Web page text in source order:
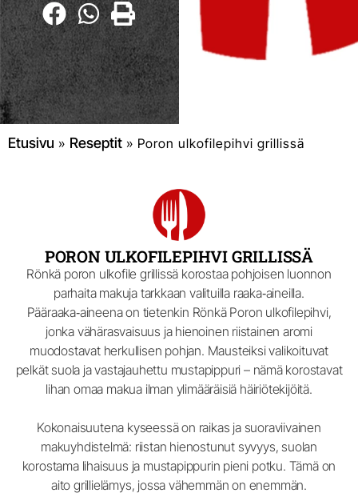
Etusivu » Reseptit » Poron ulkofilepihvi grillissä
PORON ULKOFILEPIHVI GRILLISSÄ
Rönkä poron ulkofile grillissä korostaa pohjoisen luonnon
parhaita makuja tarkkaan valituilla raaka‑aineilla.
Pääraaka‑aineena on tietenkin Rönkä Poron ulkofilepihvi,
jonka vähärasvaisuus ja hienoinen riistainen aromi
muodostavat herkullisen pohjan. Mausteiksi valikoituvat
pelkät suola ja vastajauhettu mustapippuri – nämä korostavat
lihan omaa makua ilman ylimääräisiä häiriötekijöitä.
Kokonaisuutena kyseessä on raikas ja suoraviivainen
makuyhdistelmä: riistan hienostunut syvyys, suolan
korostama lihaisuus ja mustapippurin pieni potku. Tämä on
aito grillielämys, jossa vähemmän on enemmän.